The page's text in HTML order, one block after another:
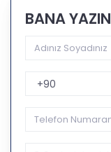
BANA YAZIN
Telefon Kodu